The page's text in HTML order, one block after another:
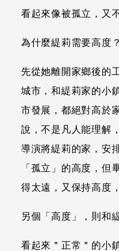
看起來像被孤立，又
為什麼緹莉需要高度？
先從她離開家鄉後的
城市，和緹莉家的小
市發展，都絕對高於
說，不是凡人能理解
導演將緹莉的家，安
「孤立」的高度，但
得太遠，又保持高度
另個「高度」，則和
看起來＂正常＂的小